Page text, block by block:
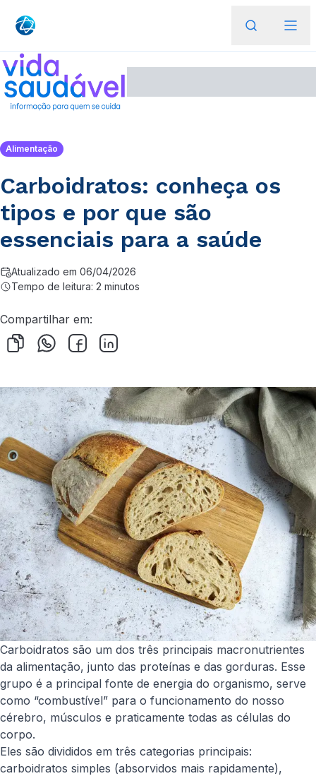
Alimentação
Carboidratos: conheça os
tipos e por que são
essenciais para a saúde
Atualizado em 06/04/2026
Tempo de leitura: 2 minutos
Compartilhar em:
Carboidratos são um dos três principais macronutrientes
da alimentação, junto das proteínas e das gorduras. Esse
grupo é a principal fonte de energia do organismo, serve
como “combustível” para o funcionamento do nosso
cérebro, músculos e praticamente todas as células do
corpo.
Eles são divididos em três categorias principais:
carboidratos simples (absorvidos mais rapidamente),